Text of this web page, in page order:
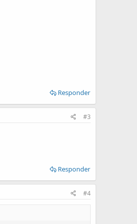
Responder
#3
Responder
#4